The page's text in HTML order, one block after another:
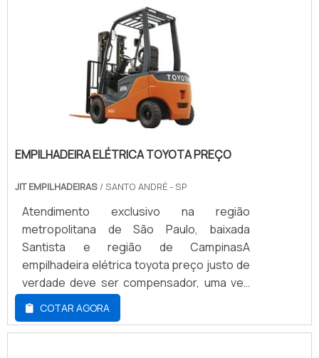
EMPILHADEIRA ELÉTRICA TOYOTA PREÇO
JIT EMPILHADEIRAS / SANTO ANDRÉ - SP
Atendimento exclusivo na região
metropolitana de São Paulo, baixada
Santista e região de CampinasA
empilhadeira elétrica toyota preço justo de
verdade deve ser compensador, uma vez
que esse equipamento é o mais adequado
para operação em pequenos espaços
onde é necessário um ótimo desempenho
COTAR AGORA